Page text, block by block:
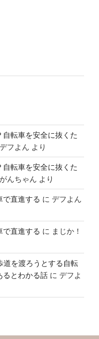
転車を安全に抜くた
デフよん より
転車を安全に抜くた
がんちゃん より
で直進する に デフよん
で直進する に まじか！
道を渡ろうとする自転
るとわかる話 に デフよ